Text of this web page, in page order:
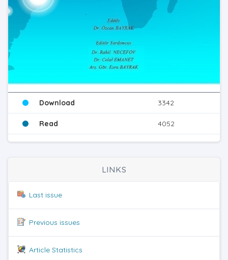
Download 3342
Read 4052
LINKS
Last issue
Previous issues
Article Statistics